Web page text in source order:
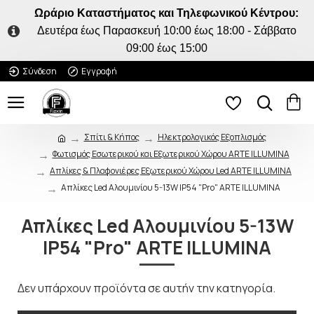
ΠΟΥ ΠΑΣ;
5% ΕΚΠΤΩΣΗ
Κάνε την πρώτη σου
Ωράριο Καταστήματος και Τηλεφωνικού Κέντρου:
Δευτέρα έως Παρασκευή 10:00 έως 18:00 - Σάββατο
09:00 έως 15:00
Σύνδεση
Εγγραφή
Σπίτι & Κήπος
Ηλεκτρολογικός Εξοπλισμός
Φωτισμός Εσωτερικού και Εξωτερικού Χώρου ARTE ILLUMINA
Απλίκες & Πλαφονιέρες Εξωτερικού Χώρου Led ARTE ILLUMINA
Απλίκες Led Αλουμινίου 5-13W IP54 "Pro" ARTE ILLUMINA
Απλίκες Led Αλουμινίου 5-13W
IP54 "Pro" ARTE ILLUMINA
Δεν υπάρχουν προϊόντα σε αυτήν την κατηγορία.